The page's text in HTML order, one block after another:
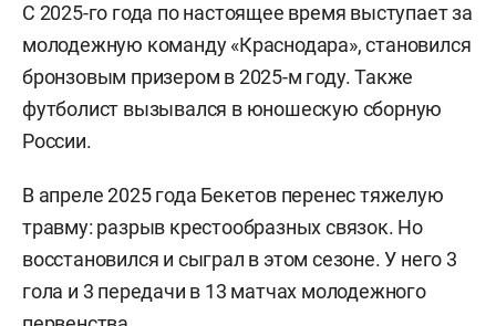
С 2025-го года по настоящее время выступает за
молодежную команду «Краснодара», становился
бронзовым призером в 2025-м году. Также
футболист вызывался в юношескую сборную
России.
В апреле 2025 года Бекетов перенес тяжелую
травму: разрыв крестообразных связок. Но
восстановился и сыграл в этом сезоне. У него 3
гола и 3 передачи в 13 матчах молодежного